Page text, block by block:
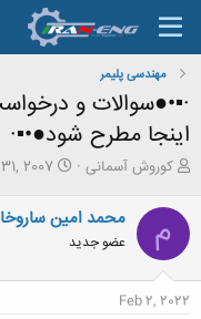
مهندسی پلیمر
·▪•●سوالات و
اینجا مطرح شود●•▪·
ش
و
ع
ک
ن
ن
د
کوروش آسمانی
ت
ی
ر
2007
م محمد امین
عضو جدید
Feb 2, 2022